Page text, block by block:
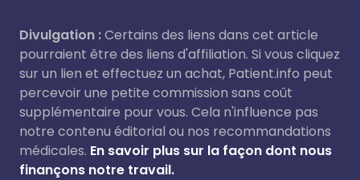
Divulgation :Certains des liens dans cet article
pourraient être des liens d'affiliation. Si vous cliquez
sur un lien et effectuez un achat, Patient.info peut
percevoir une petite commission sans coût
supplémentaire pour vous. Cela n'influence pas
notre contenu éditorial ou nos recommandations
médicales. En savoir plus sur la façon dont nous
finançons notre travail.